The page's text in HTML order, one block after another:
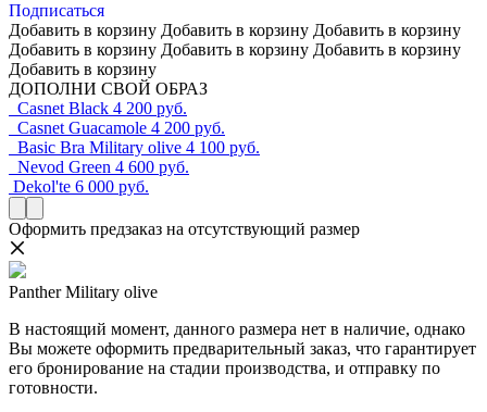
Подписаться
Добавить в корзину Добавить в корзину Добавить в корзину
Добавить в корзину Добавить в корзину Добавить в корзину
Добавить в корзину
ДОПОЛНИ СВОЙ ОБРАЗ
Casnet Black 4 200 руб.
Casnet Guacamole 4 200 руб.
Basic Bra Military olive 4 100 руб.
Nevod Green 4 600 руб.
Dekol'te 6 000 руб.
Оформить предзаказ на отсутствующий размер
Panther Military olive
В настоящий момент, данного размера нет в наличие, однако
Вы можете оформить предварительный заказ, что гарантирует
его бронирование на стадии производства, и отправку по
готовности.